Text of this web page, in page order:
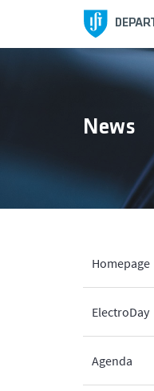
Homepage
ElectroDay
Agenda
News